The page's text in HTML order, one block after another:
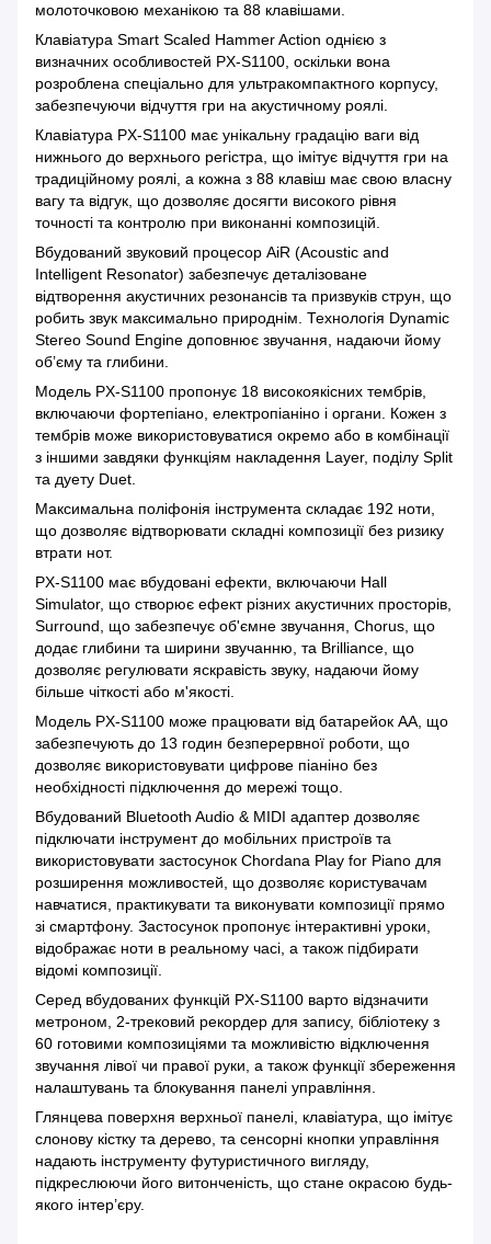
молоточковою механікою та 88 клавішами.
Клавіатура Smart Scaled Hammer Action однією з
визначних особливостей PX-S1100, оскільки вона
розроблена спеціально для ультракомпактного корпусу,
забезпечуючи відчуття гри на акустичному роялі.
Клавіатура PX-S1100 має унікальну градацію ваги від
нижнього до верхнього регістра, що імітує відчуття гри на
традиційному роялі, а кожна з 88 клавіш має свою власну
вагу та відгук, що дозволяє досягти високого рівня
точності та контролю при виконанні композицій.
Вбудований звуковий процесор AiR (Acoustic and
Intelligent Resonator) забезпечує деталізоване
відтворення акустичних резонансів та призвуків струн, що
робить звук максимально природнім. Технологія Dynamic
Stereo Sound Engine доповнює звучання, надаючи йому
об’єму та глибини.
Модель PX-S1100 пропонує 18 високоякісних тембрів,
включаючи фортепіано, електропіаніно і органи. Кожен з
тембрів може використовуватися окремо або в комбінації
з іншими завдяки функціям накладення Layer, поділу Split
та дуету Duet.
Максимальна поліфонія інструмента складає 192 ноти,
що дозволяє відтворювати складні композиції без ризику
втрати нот.
PX-S1100 має вбудовані ефекти, включаючи Hall
Simulator, що створює ефект різних акустичних просторів,
Surround, що забезпечує об'ємне звучання, Chorus, що
додає глибини та ширини звучанню, та Brilliance, що
дозволяє регулювати яскравість звуку, надаючи йому
більше чіткості або м'якості.
Модель PX-S1100 може працювати від батарейок AA, що
забезпечують до 13 годин безперервної роботи, що
дозволяє використовувати цифрове піаніно без
необхідності підключення до мережі тощо.
Вбудований Bluetooth Audio & MIDI адаптер дозволяє
підключати інструмент до мобільних пристроїв та
використовувати застосунок Chordana Play for Piano для
розширення можливостей, що дозволяє користувачам
навчатися, практикувати та виконувати композиції прямо
зі смартфону. Застосунок пропонує інтерактивні уроки,
відображає ноти в реальному часі, а також підбирати
відомі композиції.
Серед вбудованих функцій PX-S1100 варто відзначити
метроном, 2-трековий рекордер для запису, бібліотеку з
60 готовими композиціями та можливістю відключення
звучання лівої чи правої руки, а також функції збереження
налаштувань та блокування панелі управління.
Глянцева поверхня верхньої панелі, клавіатура, що імітує
слонову кістку та дерево, та сенсорні кнопки управління
надають інструменту футуристичного вигляду,
підкреслюючи його витонченість, що стане окрасою будь-
якого інтер’єру.